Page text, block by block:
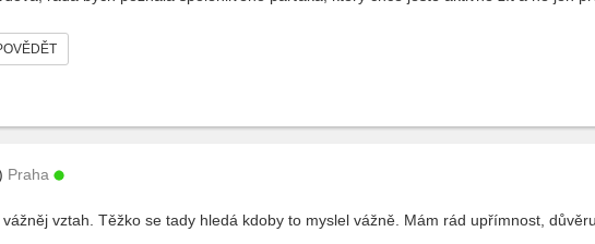
Praha
vztah. Těžko se tady hledá kdoby to myslel vážně. Mám rád upřímnost,